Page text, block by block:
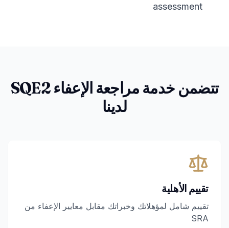
assessment
تتضمن خدمة مراجعة الإعفاء SQE2
لدينا
تقييم الأهلية
تقييم شامل لمؤهلاتك وخبراتك مقابل معايير الإعفاء من
SRA